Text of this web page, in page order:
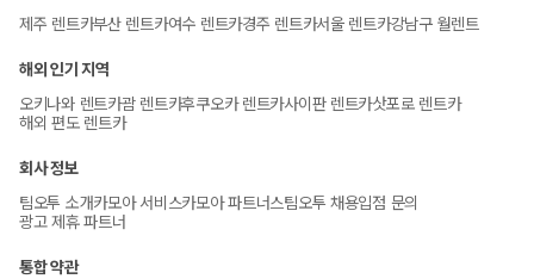
제주 렌트카부산 렌트카여수 렌트카경주 렌트카서울 렌트카강남구 월렌트
해외 인기 지역
오키나와 렌트카괌 렌트카후쿠오카 렌트카사이판 렌트카삿포로 렌트카
해외 편도 렌트카
회사 정보
팀오투 소개카모아 서비스카모아 파트너스팀오투 채용입점 문의
광고 제휴 파트너
통합 약관